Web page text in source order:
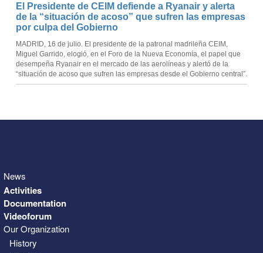
El Presidente de CEIM defiende a Ryanair y alerta
de la “situación de acoso” que sufren las empresas
por culpa del Gobierno
MADRID, 16 de julio. El presidente de la patronal madrileña CEIM,
Miguel Garrido, elogió, en el Foro de la Nueva Economía, el papel que
desempeña Ryanair en el mercado de las aerolíneas y alertó de la
“situación de acoso que sufren las empresas desde el Gobierno central”.
News
Activities
Documentation
Videoforum
Our Organization
History